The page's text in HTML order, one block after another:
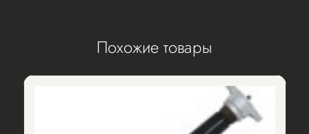
Похожие товары